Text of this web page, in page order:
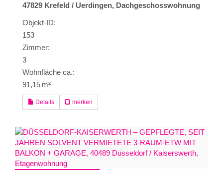
47829 Krefeld / Uerdingen, Dachgeschosswohnung
Objekt-ID:
153
Zimmer:
3
Wohnfläche ca.:
91,15 m²
Details merken